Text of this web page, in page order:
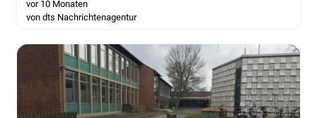
vor 10 Monaten
von dts Nachrichtenagentur